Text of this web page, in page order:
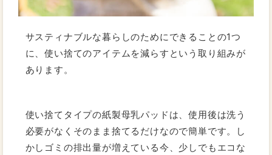
サスティナブルな暮らしのためにできることの1つ
に、使い捨てのアイテムを減らすという取り組みが
あります。
使い捨てタイプの紙製母乳パッドは、使用後は洗う
必要がなくそのまま捨てるだけなので簡単です。し
かしゴミの排出量が増えている今、少しでもエコな